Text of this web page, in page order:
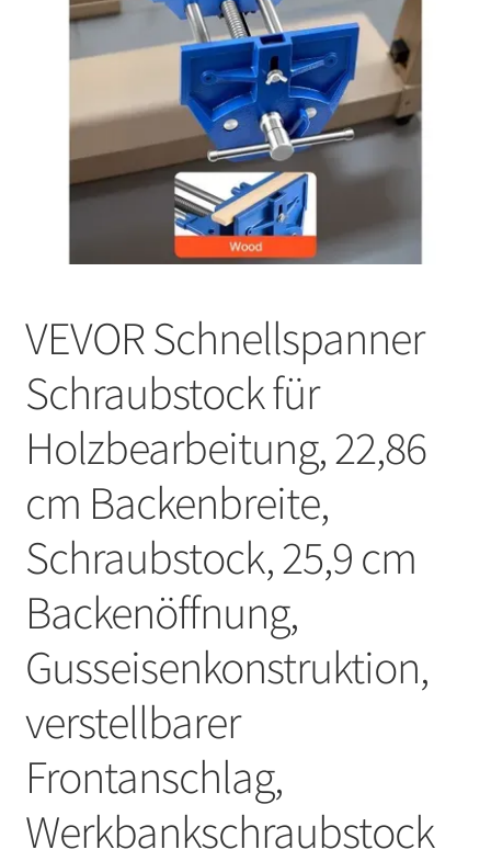
VEVOR Schnellspanner
Schraubstock für
Holzbearbeitung, 22,86
cm Backenbreite,
Schraubstock, 25,9 cm
Backenöffnung,
Gusseisenkonstruktion,
verstellbarer
Frontanschlag,
Werkbankschraubstock